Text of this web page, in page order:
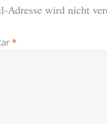
Adresse wird nicht
*